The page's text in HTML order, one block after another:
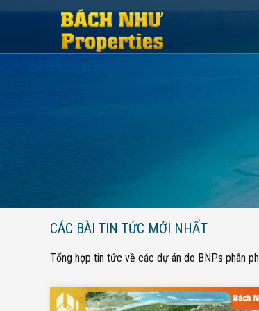
CÁC BÀI TIN TỨC MỚI NHẤT
Tổng hợp tin tức về các dự án do BNPs phân